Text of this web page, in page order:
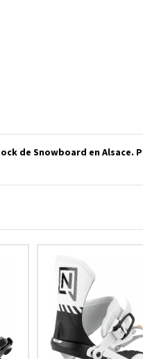
de Snowboard en